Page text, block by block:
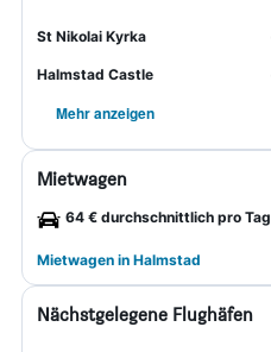
St Nikolai Kyrka
Halmstad Castle
Mehr anzeigen
Mietwagen
64 € durchschnittlich pro Tag
Mietwagen in Halmstad
Nächstgelegene Flughäfen